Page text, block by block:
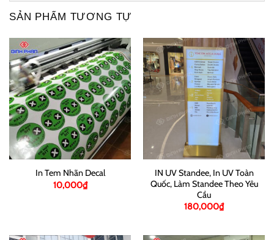
SẢN PHẨM TƯƠNG TỰ
In Tem Nhãn Decal
10,000₫
IN UV Standee, In UV Toàn
Quốc, Làm Standee Theo Yêu
Cầu
180,000₫